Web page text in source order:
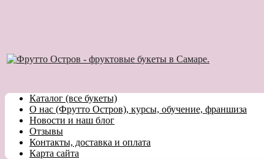
Каталог (все букеты)
О нас (Фрутто Остров), курсы, обучение, франшиза
Новости и наш блог
Отзывы
Контакты, доставка и оплата
Карта сайта